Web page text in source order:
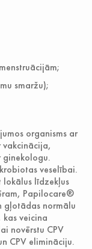
smaržu);
organisms ar
ginekologu.
veselībai.
līdzekļus
Papilocare®
gļotādas normālu
veicina
novērstu CPV
CPV elimināciju.